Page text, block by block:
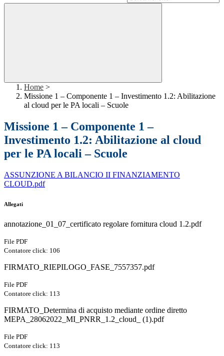
Home >
Missione 1 – Componente 1 – Investimento 1.2: Abilitazione
al cloud per le PA locali – Scuole
Missione 1 – Componente 1 –
Investimento 1.2: Abilitazione al cloud
per le PA locali – Scuole
ASSUNZIONE A BILANCIO II FINANZIAMENTO
CLOUD.pdf
Allegati
annotazione_01_07_certificato regolare fornitura cloud 1.2.pdf
File PDF
Contatore click: 106
FIRMATO_RIEPILOGO_FASE_7557357.pdf
File PDF
Contatore click: 113
FIRMATO_Determina di acquisto mediante ordine diretto
MEPA_28062022_MI_PNRR_1.2_cloud_ (1).pdf
File PDF
Contatore click: 113